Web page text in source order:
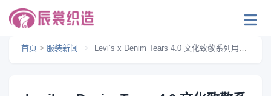
首页 > 服装新闻 > Levi’s x Denim Tears 4.0 文化致敬系列用设计讲述历史